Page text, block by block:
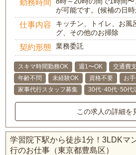
勤務時間
が可能です。(候補の日
仕事内容
キッチン、トイレ、お風
グ、その他のお掃除
契約形態 業務委託
スキマ時間勤務OK 週1〜OK 交通費
年齢不問
未経験OK 資格不要
お
家事代行スタッフ募集
30代･40代･50代
この求人の詳細を
学習院下駅から徒歩1分！3LDKマ
行のお仕事（東京都豊島区）